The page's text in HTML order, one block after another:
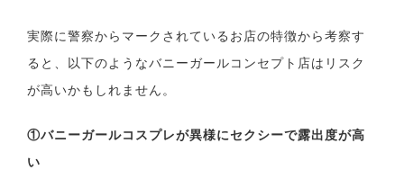
実際に警察からマークされているお店の特徴から考察す
ると、以下のようなバニーガールコンセプト店はリスク
が高いかもしれません。
①バニーガールコスプレが異様にセクシーで露出度が高
い